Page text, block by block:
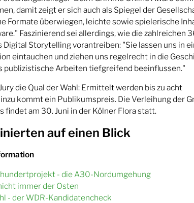
damit zeigt er sich auch als Spiegel der
Formate überwiegen, leichte sowie spielerische
Faszinierend sei allerdings, wie die zahlreichen
Digital Storytelling vorantreiben: "Sie lassen uns in
eintauchen und ziehen uns regelrecht in die
publizistische Arbeiten tiefgreifend beeinflussen."
die Qual der Wahl: Ermittelt werden bis zu acht
kommt ein Publikumspreis. Die Verleihung der
findet am 30. Juni in der Kölner Flora statt.
auf einen Blick
- die A30-Nordumgehung
immer der Osten
- der WDR-Kandidatencheck